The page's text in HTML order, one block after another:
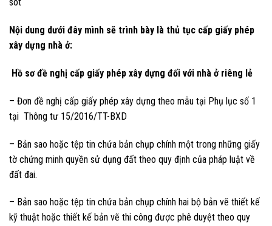
sót
Nội dung dưới đây mình sẽ trình bày là thủ tục cấp giấy phép
xây dựng nhà ở:
Hồ sơ đề nghị cấp giấy phép xây dựng đối với nhà ở riêng lẻ
– Đơn đề nghị cấp giấy phép xây dựng theo mẫu tại Phụ lục số 1
tại Thông tư 15/2016/TT-BXD
– Bản sao hoặc tệp tin chứa bản chụp chính một trong những giấy
tờ chứng minh quyền sử dụng đất theo quy định của pháp luật về
đất đai.
– Bản sao hoặc tệp tin chứa bản chụp chính hai bộ bản vẽ thiết kế
kỹ thuật hoặc thiết kế bản vẽ thi công được phê duyệt theo quy